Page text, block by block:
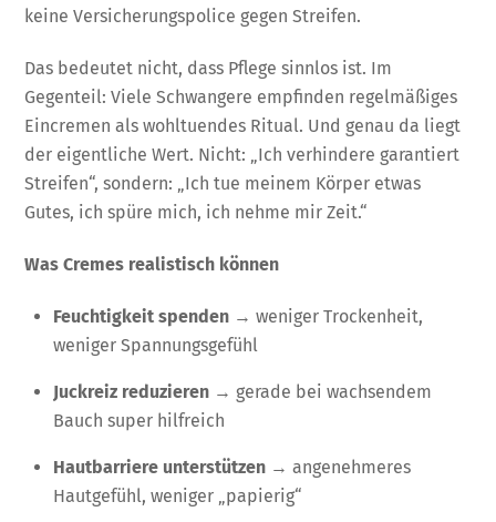
keine Versicherungspolice gegen Streifen.
Das bedeutet nicht, dass Pflege sinnlos ist. Im
Gegenteil: Viele Schwangere empfinden regelmäßiges
Eincremen als wohltuendes Ritual. Und genau da liegt
der eigentliche Wert. Nicht: „Ich verhindere garantiert
Streifen“, sondern: „Ich tue meinem Körper etwas
Gutes, ich spüre mich, ich nehme mir Zeit.“
Was Cremes realistisch können
Feuchtigkeit spenden → weniger Trockenheit,
weniger Spannungsgefühl
Juckreiz reduzieren → gerade bei wachsendem
Bauch super hilfreich
Hautbarriere unterstützen → angenehmeres
Hautgefühl, weniger „papierig“